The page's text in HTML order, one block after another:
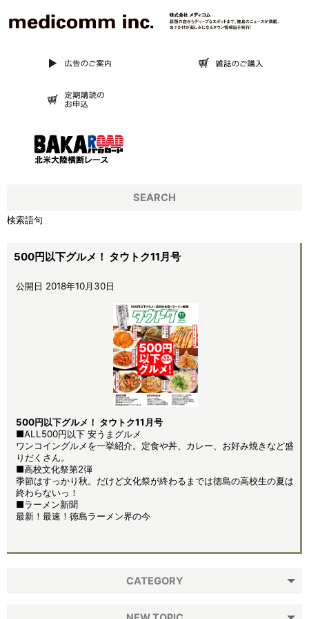
500円以下グルメ！ タウトク11月号
公開日 2018年10月30日
500円以下グルメ！ タウトク11月号
■ALL500円以下 安うまグルメ
ワンコイングルメを一挙紹介。定食や丼、カレー、お好み焼きなど盛
りだくさん。
■高校文化祭第2弾
季節はすっかり秋。だけど文化祭が終わるまでは徳島の高校生の夏は
終わらないっ！
■ラーメン新聞
最新！最速！徳島ラーメン界の今
CATEGORY
SEARCH
検索語句